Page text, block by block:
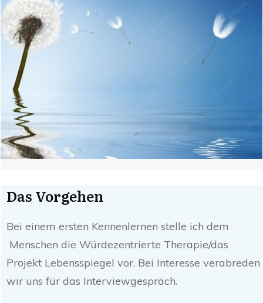
Das Vorgehen
Bei einem ersten Kennenlernen stelle ich dem
Menschen die Würdezentrierte Therapie/das
Projekt Lebensspiegel vor. Bei Interesse verabreden
wir uns für das Interviewgespräch.